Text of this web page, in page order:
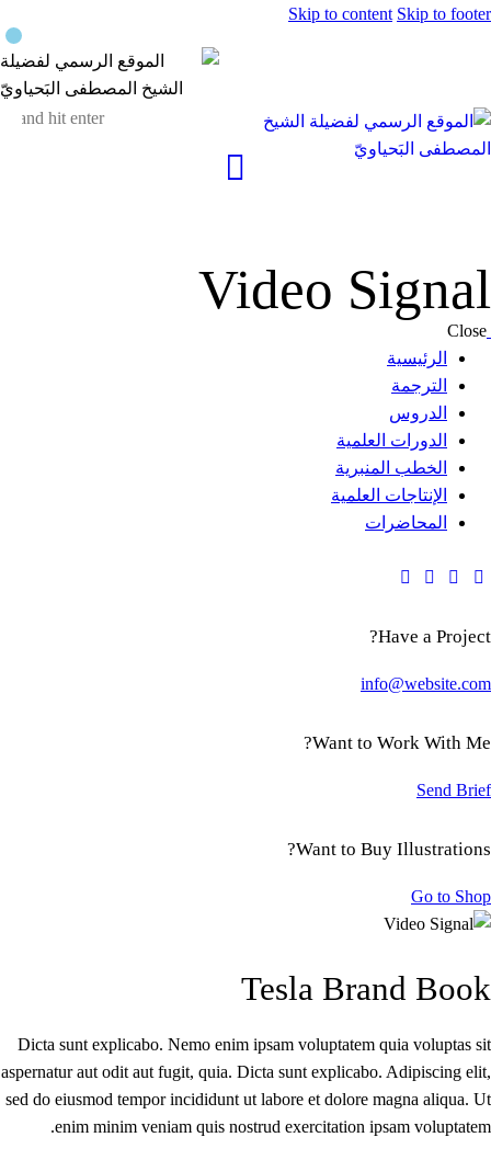
Skip to content Skip to footer
Video Signal
Close
الرئيسية
الترجمة
الدروس
الدورات العلمية
الخطب المنبرية
الإنتاجات العلمية
المحاضرات
Have a Project?
info@website.com
Want to Work With Me?
Send Brief
Want to Buy Illustrations?
Go to Shop
Tesla Brand Book
Dicta sunt explicabo. Nemo enim ipsam voluptatem quia voluptas sit
aspernatur aut odit aut fugit, quia. Dicta sunt explicabo. Adipiscing elit,
sed do eiusmod tempor incididunt ut labore et dolore magna aliqua. Ut
enim minim veniam quis nostrud exercitation ipsam voluptatem.